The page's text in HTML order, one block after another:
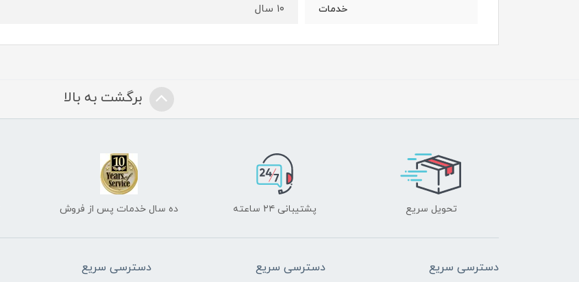
خدمات ۱۰ سال
برگشت به بالا
تحویل سریع پشتیبانی ۲۴ ساعته ده سال خدمات پس از فروش
دسترسی سریع دسترسی سریع دسترسی سریع